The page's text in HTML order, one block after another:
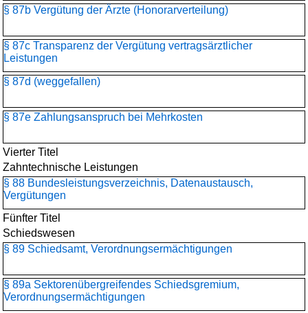
§ 87b Vergütung der Ärzte (Honorarverteilung)
§ 87c Transparenz der Vergütung vertragsärztlicher
Leistungen
§ 87d (weggefallen)
§ 87e Zahlungsanspruch bei Mehrkosten
Vierter Titel
Zahntechnische Leistungen
§ 88 Bundesleistungsverzeichnis, Datenaustausch,
Vergütungen
Fünfter Titel
Schiedswesen
§ 89 Schiedsamt, Verordnungsermächtigungen
§ 89a Sektorenübergreifendes Schiedsgremium,
Verordnungsermächtigungen